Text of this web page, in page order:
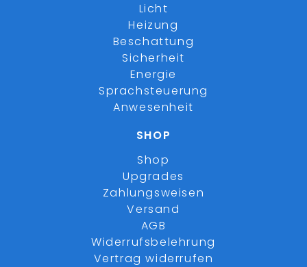
Licht
Heizung
Beschattung
Sicherheit
Energie
Sprachsteuerung
Anwesenheit
SHOP
Shop
Upgrades
Zahlungsweisen
Versand
AGB
Widerrufsbelehrung
Vertrag widerrufen